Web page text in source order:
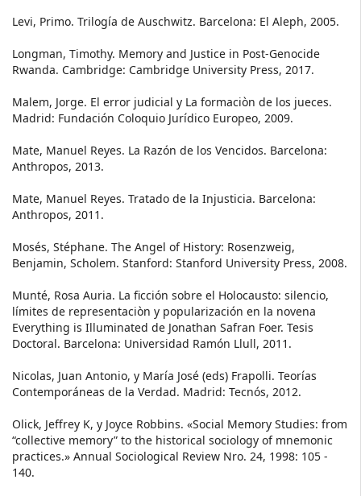
Levi, Primo. Trilogía de Auschwitz. Barcelona: El Aleph, 2005.
Longman, Timothy. Memory and Justice in Post-Genocide
Rwanda. Cambridge: Cambridge University Press, 2017.
Malem, Jorge. El error judicial y La formaciòn de los jueces.
Madrid: Fundación Coloquio Jurídico Europeo, 2009.
Mate, Manuel Reyes. La Razón de los Vencidos. Barcelona:
Anthropos, 2013.
Mate, Manuel Reyes. Tratado de la Injusticia. Barcelona:
Anthropos, 2011.
Mosés, Stéphane. The Angel of History: Rosenzweig,
Benjamin, Scholem. Stanford: Stanford University Press, 2008.
Munté, Rosa Auria. La ficción sobre el Holocausto: silencio,
límites de representaciòn y popularización en la novena
Everything is Illuminated de Jonathan Safran Foer. Tesis
Doctoral. Barcelona: Universidad Ramón Llull, 2011.
Nicolas, Juan Antonio, y María José (eds) Frapolli. Teorías
Contemporáneas de la Verdad. Madrid: Tecnós, 2012.
Olick, Jeffrey K, y Joyce Robbins. «Social Memory Studies: from
“collective memory” to the historical sociology of mnemonic
practices.» Annual Sociological Review Nro. 24, 1998: 105 -
140.